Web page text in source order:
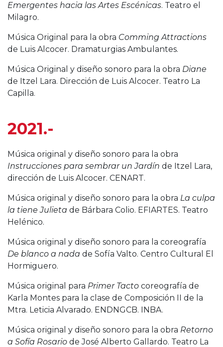
Emergentes hacia las Artes Escénicas. Teatro el
Milagro.
Música Original para la obra Comming Attractions
de Luis Alcocer. Dramaturgias Ambulantes.
Música Original y diseño sonoro para la obra Diane
de Itzel Lara. Dirección de Luis Alcocer. Teatro La
Capilla.
2021.-
Música original y diseño sonoro para la obra
Instrucciones para sembrar un Jardín de Itzel Lara,
dirección de Luis Alcocer. CENART.
Música original y diseño sonoro para la obra La culpa
la tiene Julieta de Bárbara Colio. EFIARTES. Teatro
Helénico.
Música original y diseño sonoro para la coreografía
De blanco a nada de Sofía Valto. Centro Cultural El
Hormiguero.
Música original para Primer Tacto coreografía de
Karla Montes para la clase de Composición II de la
Mtra. Leticia Alvarado. ENDNGCB. INBA.
Música original y diseño sonoro para la obra Retorno
a Sofía Rosario de José Alberto Gallardo. Teatro La